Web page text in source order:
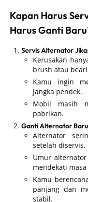
Kapan Harus
Harus Ganti
Servis Alternator Jika:
Kerusakan
brush atau
Kamu ingin
jangka pendek.
Mobil masih
pabrikan.
Ganti Alternator
Alternator
setelah diservis.
Umur
mendekati
Kamu
panjang dan
stabil.